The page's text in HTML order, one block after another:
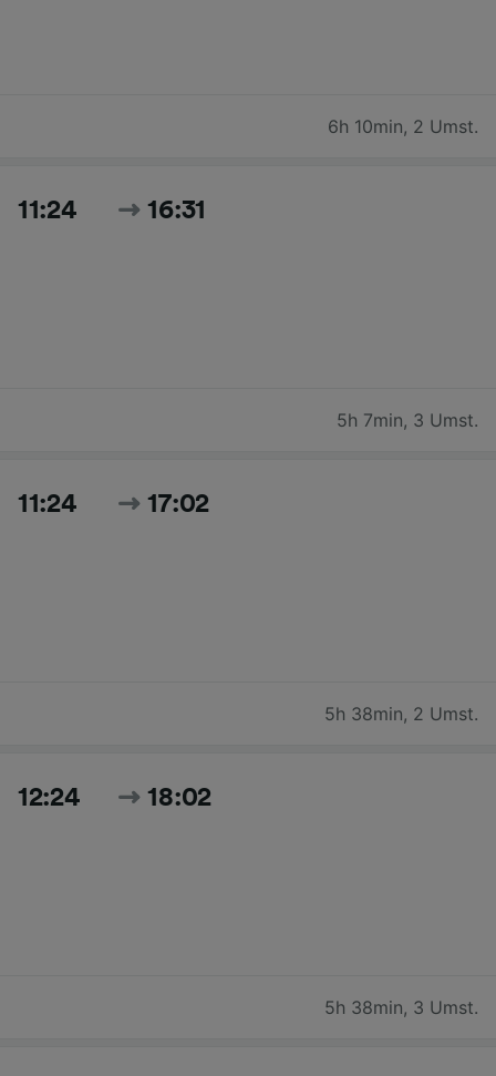
6h 10min, 2 Umst.
11:24 16:31
5h 7min, 3 Umst.
11:24 17:02
5h 38min, 2 Umst.
12:24 18:02
5h 38min, 3 Umst.